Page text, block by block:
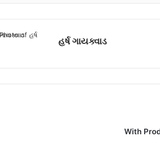
હર્ષ ગાયક્વાડ
With